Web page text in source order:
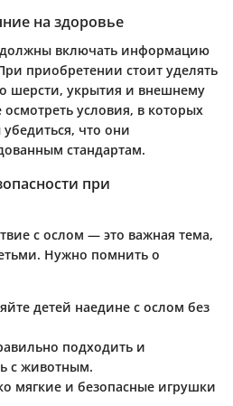
на здоровье
включать информацию
приобретении стоит уделять
шерсти, укрытия и внешнему
условия, в которых
что они
стандартам.
при
с ослом — это важная тема,
Нужно помнить о
детей наедине с ослом без
подходить и
с животным.
мягкие и безопасные игрушки